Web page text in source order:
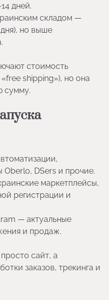
дней.
складом —
но выше
стоимость
shipping»), но она
сумму.
DSers и прочие.
маркетплейсы,
регистрации и
— актуальные
и продаж.
сайт, а
заказов, трекинга и